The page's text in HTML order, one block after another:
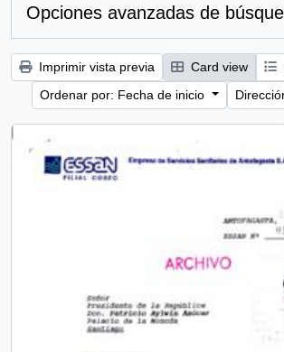
Opciones avanzadas de
Imprimir vista previa Card view
Ordenar por: Fecha de inicio